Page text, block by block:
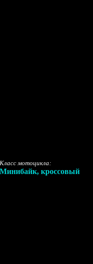
Класс мотоцикла:
Минибайк, кроссовый